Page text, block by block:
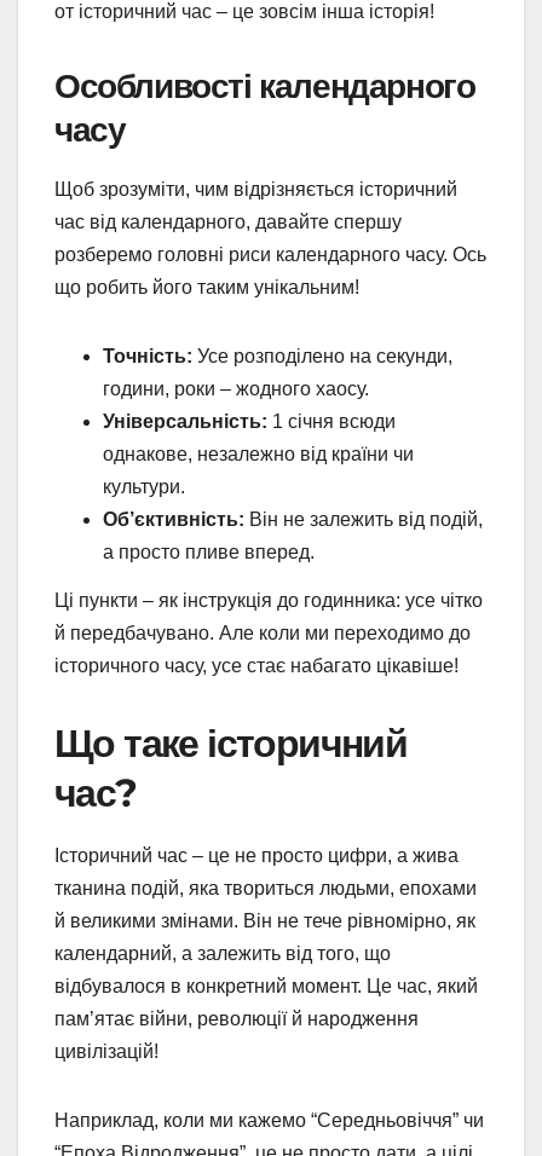
от історичний час – це зовсім інша історія!
Особливості календарного
часу
Щоб зрозуміти, чим відрізняється історичний
час від календарного, давайте спершу
розберемо головні риси календарного часу. Ось
що робить його таким унікальним!
Точність: Усе розподілено на секунди,
години, роки – жодного хаосу.
Універсальність: 1 січня всюди
однакове, незалежно від країни чи
культури.
Об’єктивність: Він не залежить від подій,
а просто пливе вперед.
Ці пункти – як інструкція до годинника: усе чітко
й передбачувано. Але коли ми переходимо до
історичного часу, усе стає набагато цікавіше!
Що таке історичний
час?
Історичний час – це не просто цифри, а жива
тканина подій, яка твориться людьми, епохами
й великими змінами. Він не тече рівномірно, як
календарний, а залежить від того, що
відбувалося в конкретний момент. Це час, який
пам’ятає війни, революції й народження
цивілізацій!
Наприклад, коли ми кажемо “Середньовіччя” чи